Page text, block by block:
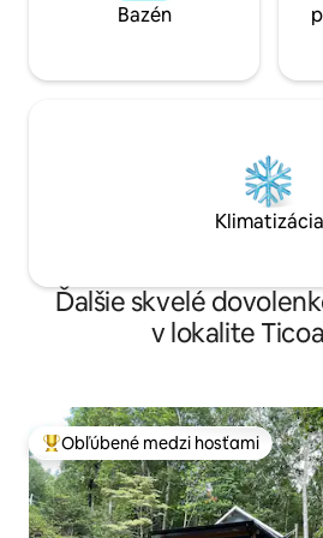
Bazén
Klimatizácia
Ďalšie skvelé
v lokalite
Najobľúbenejšie medzi hosťami
Obľúbené medzi hosťami